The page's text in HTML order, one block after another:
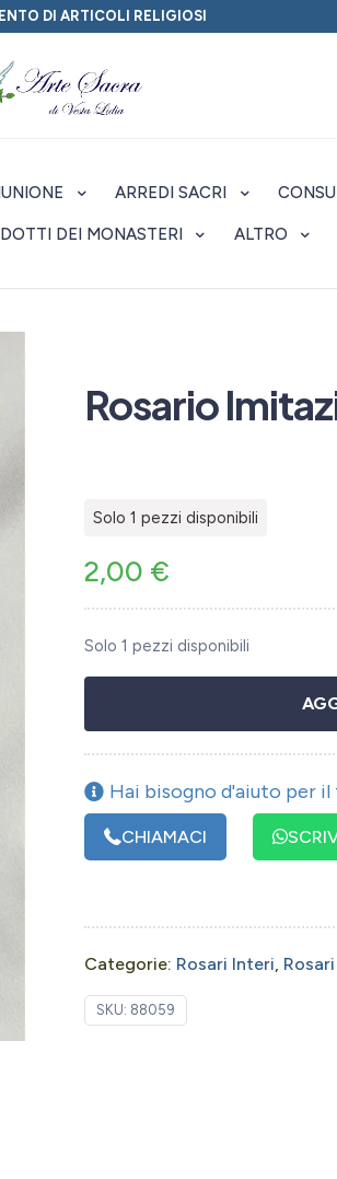
DI ARTICOLI RELIGIOSI
ARREDI SACRI
DEI MONASTERI ALTRO
Rosario
Solo 1 pezzi disponibili
2,00 €
Solo 1 pezzi disponibili
Hai bisogno d'aiuto per il
CHIAMACI
Categorie: Rosari Interi
SKU: 88059